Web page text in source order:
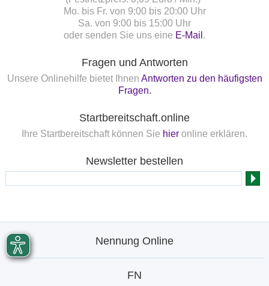
Mo. bis Fr. von 9:00 bis 20:00 Uhr
Sa. von 9:00 bis 15:00 Uhr
oder senden Sie uns eine E-Mail .
Fragen und Antworten
Unsere Onlinehilfe bietet Ihnen Antworten zu den häufigsten
Fragen.
Startbereitschaft.online
Ihre Startbereitschaft können Sie hier online erklären.
Newsletter bestellen
Nennung Online
FN